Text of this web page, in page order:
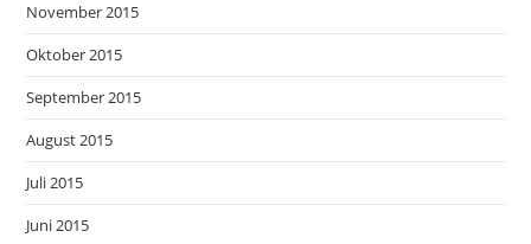
November 2015
Oktober 2015
September 2015
August 2015
Juli 2015
Juni 2015